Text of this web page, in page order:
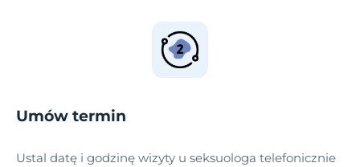
Umów termin
Ustal datę i godzinę wizyty u seksuologa telefonicznie